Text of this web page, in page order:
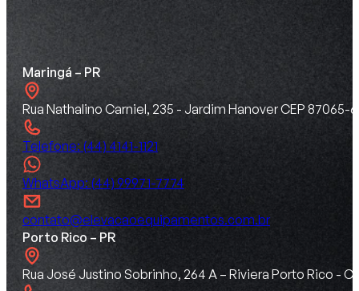
Maringá – PR
Rua Nathalino Carniel, 235 - Jardim Hanover CEP 87065-
Telefone: (44) 4141-1121
WhatsApp: (44) 99971-7774
contato@elevacaoequipamentos.com.br
Porto Rico – PR
Rua José Justino Sobrinho, 264 A – Riviera Porto Rico -